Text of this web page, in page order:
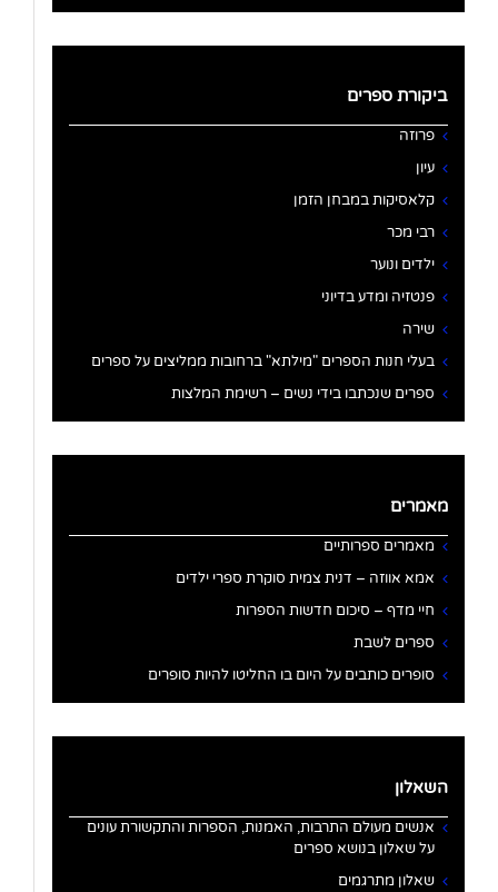
ביקורת ספרים
פרוזה
עיון
קלאסיקות במבחן הזמן
רבי מכר
ילדים ונוער
פנטזיה ומדע בדיוני
שירה
בעלי חנות הספרים "מילתא" ברחובות ממליצים על ספרים
ספרים שנכתבו בידי נשים – רשימת המלצות
מאמרים
מאמרים ספרותיים
אמא אווזה – דנית צמית סוקרת ספרי ילדים
חיי מדף – סיכום חדשות הספרות
ספרים לשבת
סופרים כותבים על היום בו החליטו להיות סופרים
השאלון
אנשים מעולם התרבות, האמנות, הספרות והתקשורת עונים
על שאלון בנושא ספרים
שאלון מתרגמים